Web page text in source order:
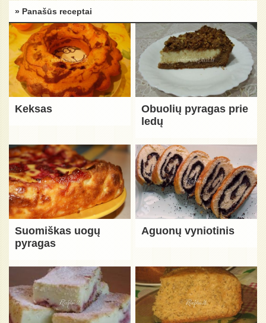
» Panašūs receptai
Keksas
Obuolių pyragas prie
ledų
Suomiškas uogų
pyragas
Aguonų vyniotinis